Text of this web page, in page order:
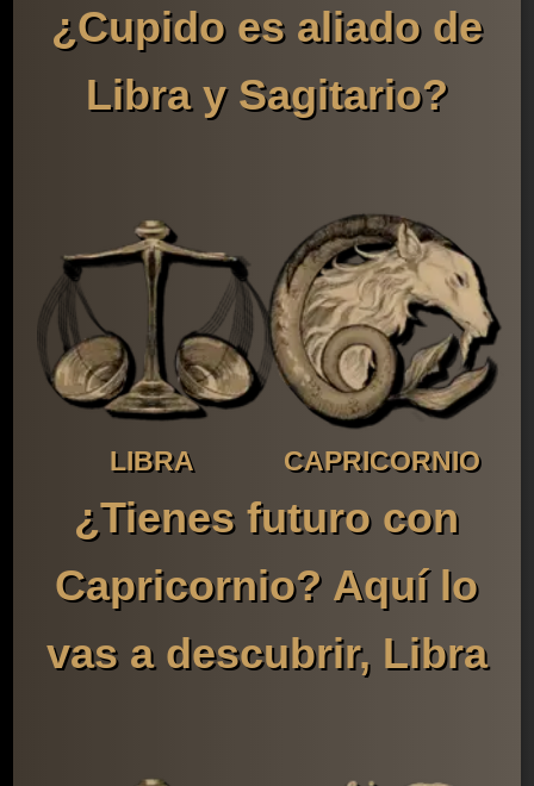
¿Cupido es aliado de
Libra y Sagitario?
LIBRA CAPRICORNIO
¿Tienes futuro con
Capricornio? Aquí lo
vas a descubrir, Libra